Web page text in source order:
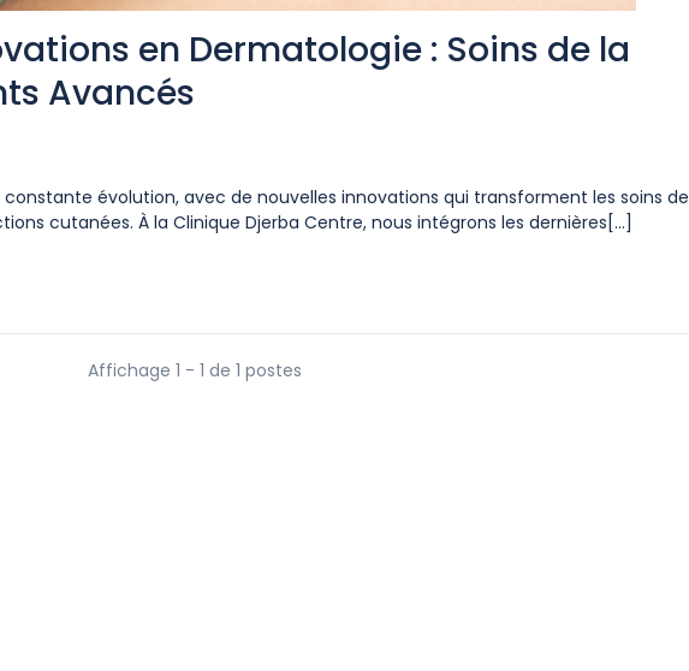
en Dermatologie : Soins de la
Avancés
évolution, avec de nouvelles innovations qui transforment les soins de
cutanées. À la Clinique Djerba Centre, nous intégrons les dernières[...]
Affichage 1 - 1 de 1 postes